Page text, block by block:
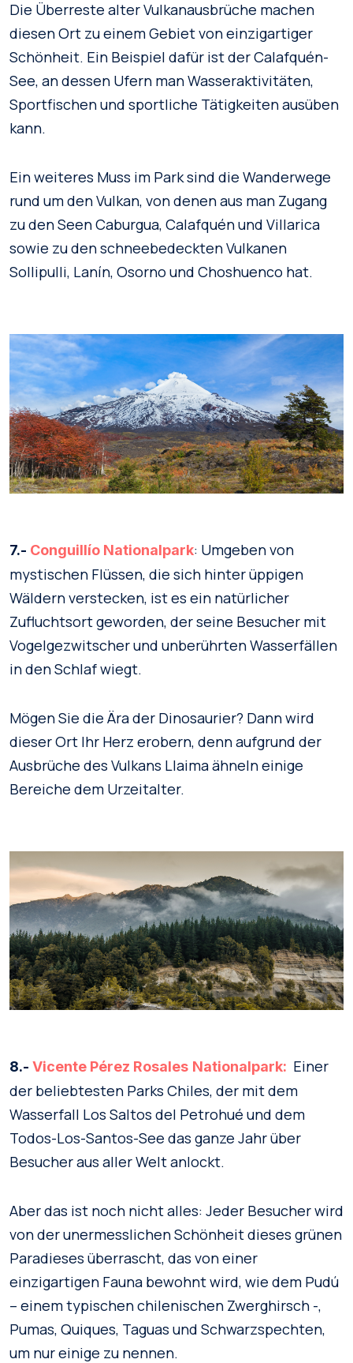
Die Überreste alter Vulkanausbrüche machen
diesen Ort zu einem Gebiet von einzigartiger
Schönheit. Ein Beispiel dafür ist der Calafquén-
See, an dessen Ufern man Wasseraktivitäten,
Sportfischen und sportliche Tätigkeiten ausüben
kann.
Ein weiteres Muss im Park sind die Wanderwege
rund um den Vulkan, von denen aus man Zugang
zu den Seen Caburgua, Calafquén und Villarica
sowie zu den schneebedeckten Vulkanen
Sollipulli, Lanín, Osorno und Choshuenco hat.
7.- Conguillío Nationalpark: Umgeben von
mystischen Flüssen, die sich hinter üppigen
Wäldern verstecken, ist es ein natürlicher
Zufluchtsort geworden, der seine Besucher mit
Vogelgezwitscher und unberührten Wasserfällen
in den Schlaf wiegt.
Mögen Sie die Ära der Dinosaurier? Dann wird
dieser Ort Ihr Herz erobern, denn aufgrund der
Ausbrüche des Vulkans Llaima ähneln einige
Bereiche dem Urzeitalter.
8.- Vicente Pérez Rosales Nationalpark: Einer
der beliebtesten Parks Chiles, der mit dem
Wasserfall Los Saltos del Petrohué und dem
Todos-Los-Santos-See das ganze Jahr über
Besucher aus aller Welt anlockt.
Aber das ist noch nicht alles: Jeder Besucher wird
von der unermesslichen Schönheit dieses grünen
Paradieses überrascht, das von einer
einzigartigen Fauna bewohnt wird, wie dem Pudú
– einem typischen chilenischen Zwerghirsch -,
Pumas, Quiques, Taguas und Schwarzspechten,
um nur einige zu nennen.